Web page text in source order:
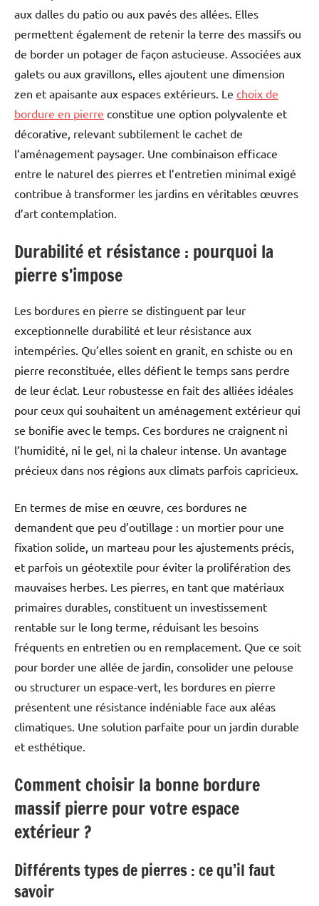
aux dalles du patio ou aux pavés des allées. Elles
permettent également de retenir la terre des massifs ou
de border un potager de façon astucieuse. Associées aux
galets ou aux gravillons, elles ajoutent une dimension
zen et apaisante aux espaces extérieurs. Le choix de
bordure en pierre constitue une option polyvalente et
décorative, relevant subtilement le cachet de
l’aménagement paysager. Une combinaison efficace
entre le naturel des pierres et l’entretien minimal exigé
contribue à transformer les jardins en véritables œuvres
d’art contemplation.
Durabilité et résistance : pourquoi la
pierre s’impose
Les bordures en pierre se distinguent par leur
exceptionnelle durabilité et leur résistance aux
intempéries. Qu’elles soient en granit, en schiste ou en
pierre reconstituée, elles défient le temps sans perdre
de leur éclat. Leur robustesse en fait des alliées idéales
pour ceux qui souhaitent un aménagement extérieur qui
se bonifie avec le temps. Ces bordures ne craignent ni
l’humidité, ni le gel, ni la chaleur intense. Un avantage
précieux dans nos régions aux climats parfois capricieux.
En termes de mise en œuvre, ces bordures ne
demandent que peu d’outillage : un mortier pour une
fixation solide, un marteau pour les ajustements précis,
et parfois un géotextile pour éviter la prolifération des
mauvaises herbes. Les pierres, en tant que matériaux
primaires durables, constituent un investissement
rentable sur le long terme, réduisant les besoins
fréquents en entretien ou en remplacement. Que ce soit
pour border une allée de jardin, consolider une pelouse
ou structurer un espace-vert, les bordures en pierre
présentent une résistance indéniable face aux aléas
climatiques. Une solution parfaite pour un jardin durable
et esthétique.
Comment choisir la bonne bordure
massif pierre pour votre espace
extérieur ?
Différents types de pierres : ce qu’il faut
savoir